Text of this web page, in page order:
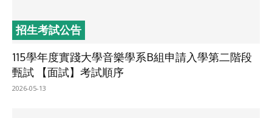
招生考試公告
115學年度實踐大學音樂學系B組申請入學第二階段
甄試 【面試】考試順序
2026-05-13